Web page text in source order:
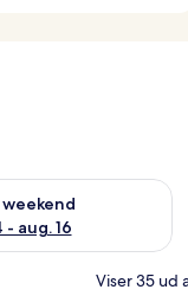
- aug. 16
for næste weekend
Viser 35 ud